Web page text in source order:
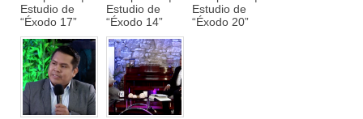
Estudio de
“Éxodo 17”
Estudio de
“Éxodo 14”
Estudio de
“Éxodo 20”